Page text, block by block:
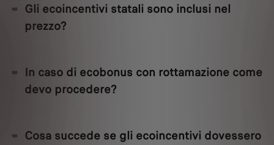
Gli ecoincentivi statali sono inclusi nel
prezzo?
In caso di ecobonus con rottamazione come
devo procedere?
Cosa succede se gli ecoincentivi dovessero